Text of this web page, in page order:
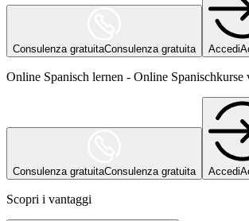
Consulenza gratuitaConsulenza gratuita Accedi
Online Spanisch lernen - Online Spanischkurse
Consulenza gratuitaConsulenza gratuita Accedi
Scopri i vantaggi